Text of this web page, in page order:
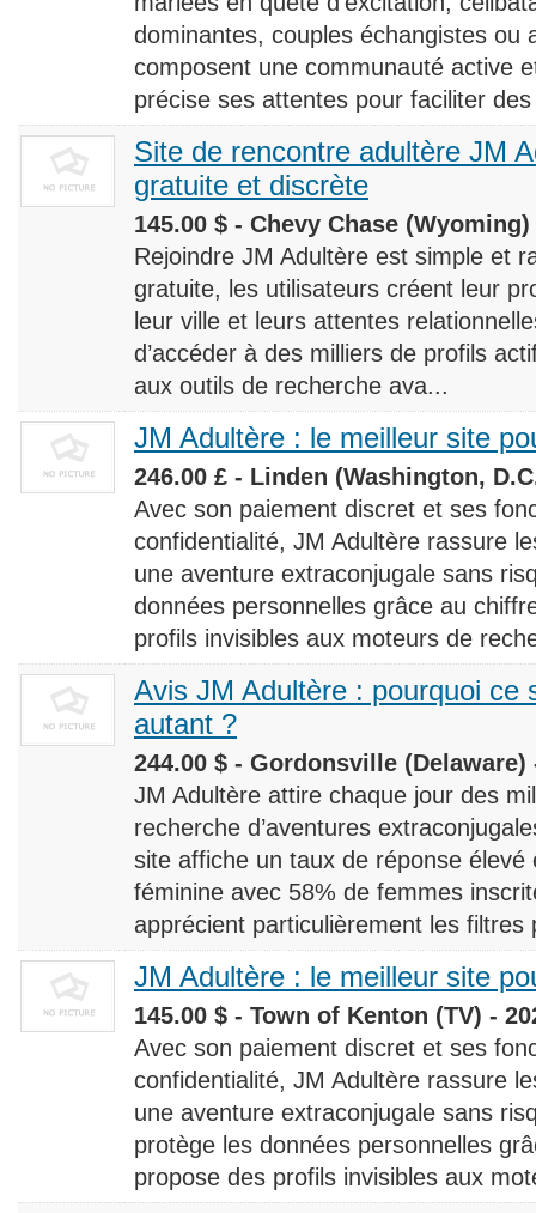
dominantes, couples échangistes ou
composent une communauté active
précise ses attentes pour faciliter
Site de rencontre adultère JM
gratuite et discrète
145.00 $ - Chevy Chase (Wyoming)
Rejoindre JM Adultère est simple et
gratuite, les utilisateurs créent leur
leur ville et leurs attentes
d’accéder à des milliers de profils
aux outils de recherche ava...
JM Adultère : le meilleur site
246.00 £ - Linden (Washington,
Avec son paiement discret et ses
confidentialité, JM Adultère rassure
une aventure extraconjugale sans
données personnelles grâce au
profils invisibles aux moteurs de
Avis JM Adultère : pourquoi ce
autant ?
244.00 $ - Gordonsville (Delaware)
JM Adultère attire chaque jour des
recherche d’aventures
site affiche un taux de réponse
féminine avec 58% de femmes
apprécient particulièrement les filtres
JM Adultère : le meilleur site
145.00 $ - Town of Kenton (TV) -
Avec son paiement discret et ses
confidentialité, JM Adultère rassure
une aventure extraconjugale sans
protège les données personnelles
propose des profils invisibles aux